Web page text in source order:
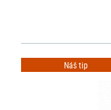
Náš tip